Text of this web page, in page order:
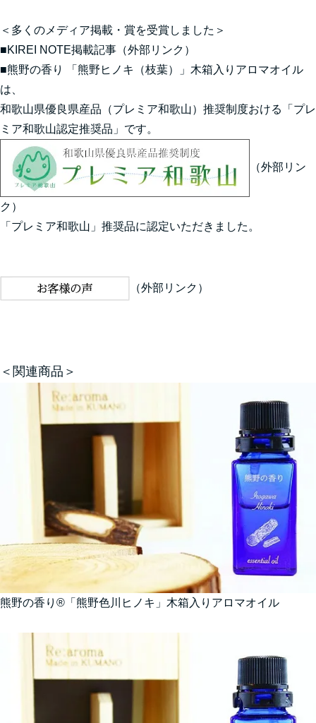
＜多くのメディア掲載・賞を受賞しました＞
■KIREI NOTE掲載記事 （外部リンク）
■熊野の香り 「熊野ヒノキ（枝葉）」木箱入りアロマオイル
は、
和歌山県優良県産品（プレミア和歌山）推奨制度おける「プレ
ミア和歌山認定推奨品」です。
（外部リン
ク）
「 プレミア和歌山 」推奨品に認定いただきました。
（外部リンク）
＜関連商品＞
熊野の香り®「熊野色川ヒノキ」木箱入りアロマオイル